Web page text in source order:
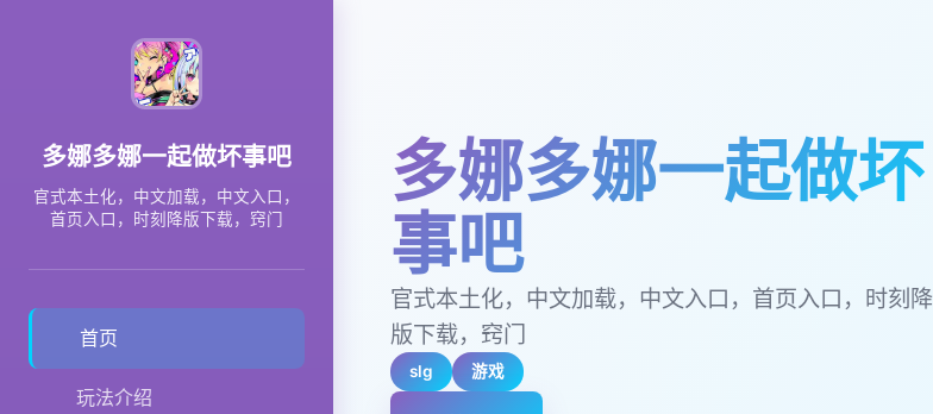
多娜多娜一起做坏事吧
官式本土化，中文加载，中文入口，
首页入口，时刻降版下载，窍门
首页
玩法介绍
多娜多娜一起做坏
事吧
官式本土化，中文加载，中文入口，首页入口，时刻降
版下载，窍门
slg 游戏